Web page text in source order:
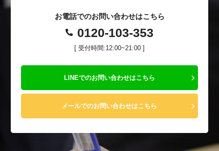
お電話でのお問い合わせはこちら
0120-103-353
[ 受付時間:12:00~21:00 ]
LINEでのお問い合わせはこちら
メールでのお問い合わせはこちら